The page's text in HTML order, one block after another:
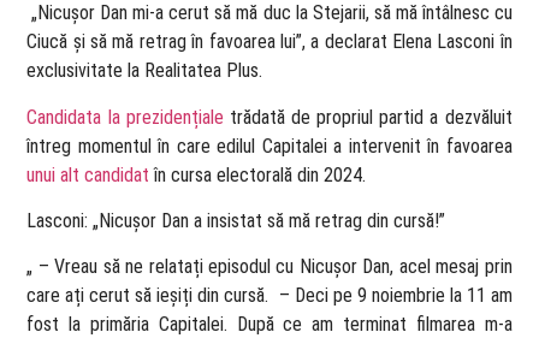
​ „Nicușor Dan mi-a cerut să mă duc la Stejarii, să mă întâlnesc cu
Ciucă și să mă retrag în favoarea lui”, a declarat Elena Lasconi în
exclusivitate la Realitatea Plus.
Candidata la prezidențiale trădată de propriul partid a dezvăluit
întreg momentul în care edilul Capitalei a intervenit în favoarea
unui alt candidat în cursa electorală din 2024.
Lasconi: „Nicușor Dan a insistat să mă retrag din cursă!”
„ – Vreau să ne relatați episodul cu Nicușor Dan, acel mesaj prin
care ați cerut să ieșiți din cursă. – Deci pe 9 noiembrie la 11 am
fost la primăria Capitalei. După ce am terminat filmarea m-a